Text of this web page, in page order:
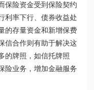
保险资金受到保险契约
利率下行、债券收益处
的存量资金和新增保费
信合作则有助于解决这
的牌照，如信托牌照
险业务，增加金融服务